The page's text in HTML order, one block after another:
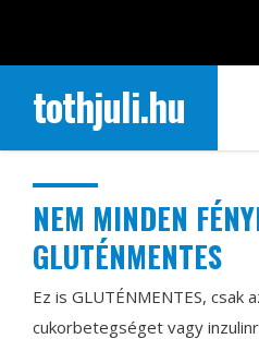
tothjuli.hu
NEM MINDEN
GLUTÉNMENTES
Ez is GLUTÉNMENTES, csak
cukorbetegséget vagy